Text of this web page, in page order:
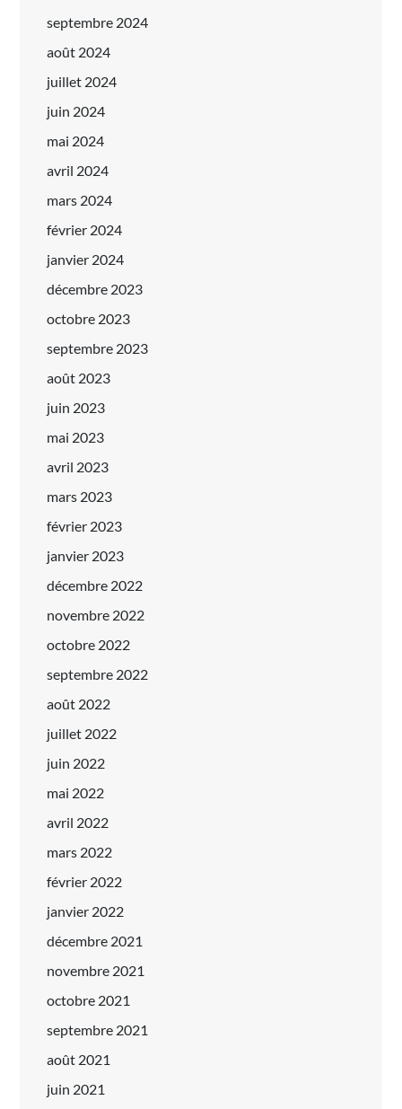
septembre 2024
août 2024
juillet 2024
juin 2024
mai 2024
avril 2024
mars 2024
février 2024
janvier 2024
décembre 2023
octobre 2023
septembre 2023
août 2023
juin 2023
mai 2023
avril 2023
mars 2023
février 2023
janvier 2023
décembre 2022
novembre 2022
octobre 2022
septembre 2022
août 2022
juillet 2022
juin 2022
mai 2022
avril 2022
mars 2022
février 2022
janvier 2022
décembre 2021
novembre 2021
octobre 2021
septembre 2021
août 2021
juin 2021